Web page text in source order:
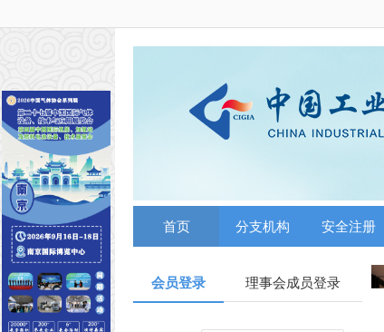
首页 分支机构 安全注册
会员登录 理事会成员登录